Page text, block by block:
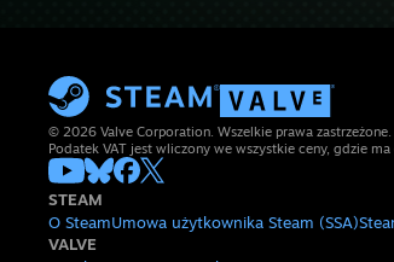
© 2026 Valve Corporation. Wszelkie prawa
Podatek VAT jest wliczony we wszystkie ceny, gdzie
STEAM
O SteamUmowa użytkownika Steam (SSA)
VALVE